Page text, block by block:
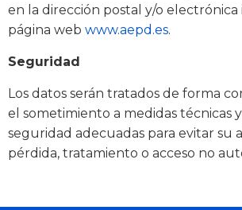
en la dirección postal y/o electrónica
página web www.aepd.es.
Seguridad
Los datos serán tratados de forma
el sometimiento a medidas técnicas
seguridad adecuadas para evitar su
pérdida, tratamiento o acceso no